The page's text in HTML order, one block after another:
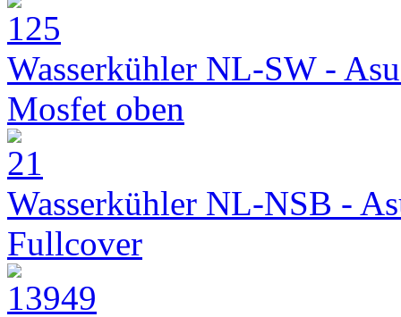
Wasserkühler NL-SW -
Mosfet oben
Wasserkühler NL-NSB -
Fullcover